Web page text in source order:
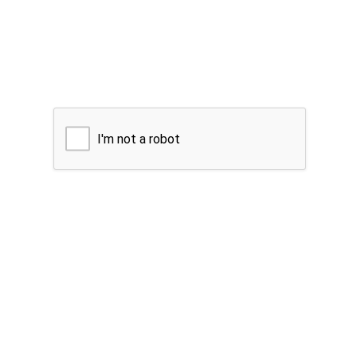
I'm not a robot